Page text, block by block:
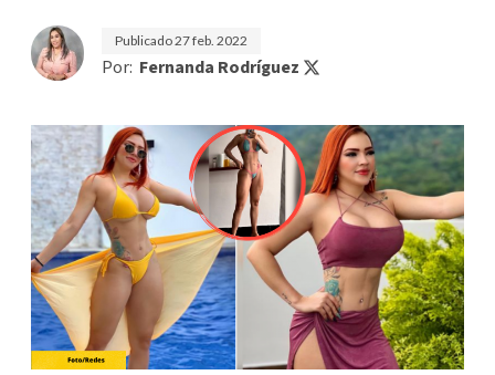
Publicado27 feb. 2022
Por: Fernanda Rodríguez